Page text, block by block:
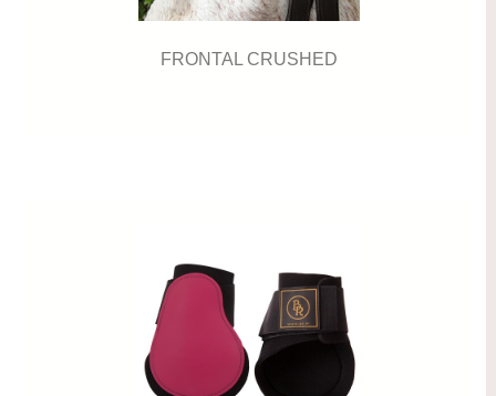
FRONTAL CRUSHED